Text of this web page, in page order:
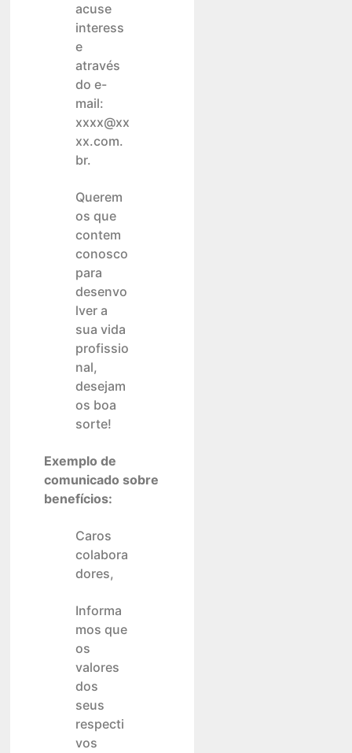
acuse
interess
e
através
do e-
mail:
xxxx@xx
xx.com.
br.
Querem
os que
contem
conosco
para
desenvo
lver a
sua vida
profissio
nal,
desejam
os boa
sorte!
Exemplo de
comunicado sobre
benefícios:
Caros
colabora
dores,
Informa
mos que
os
valores
dos
seus
respecti
vos